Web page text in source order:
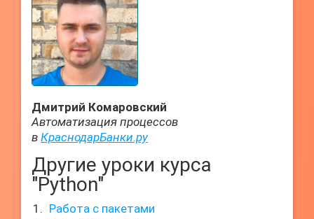
Дмитрий Комаровский
Автоматизация процессов
в КраснодарБанки.ру
Другие уроки курса
"Python"
Работа с пакетами